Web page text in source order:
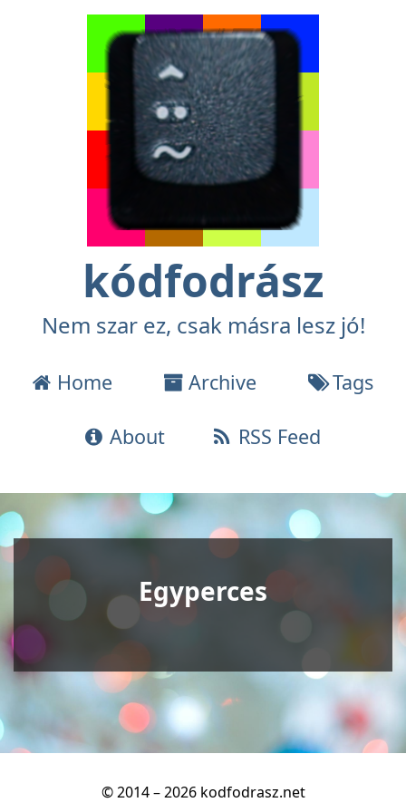
kódfodrász
Nem szar ez, csak másra lesz jó!
Home Archive Tags
About RSS Feed
Egyperces
© 2014 – 2026 kodfodrasz.net